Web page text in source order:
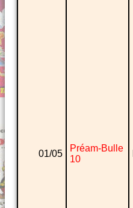
01/05
Préam-Bulle
10